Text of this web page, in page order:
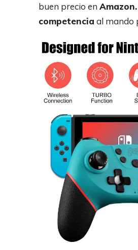
buen precio en Amazon.
competencia al mando